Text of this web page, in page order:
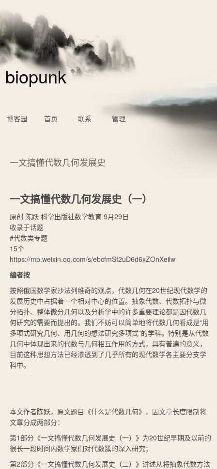
biopunk
博客园 首页 联系 管理
一文搞懂代数几何发展史
一文搞懂代数几何发展史（一）
原创 陈跃 科学出版社数学教育 9月29日
收录于话题
#代数类专题
15个
https://mp.weixin.qq.com/s/ebcfmSf2uD6d6xZOnXeilw
编者按
按照俄国数学家沙法列维奇的观点，代数几何在20世纪现代数学的
发展历史中占据着一个相对中心的位置。抽象代数、代数拓扑与微
分拓扑、整体微分几何以及分析学中的许多重要理论都是因代数几
何研究的需要而提出的。我们不妨可以简单地将代数几何看成是“用
多项式研究几何、用几何的想法研究多项式”的学科。特别是从代数
几何中体现出来的代数与几何相互作用的方式，具有普遍的意义，
目前这种思想方法已经渗透到了几乎所有的现代数学各主要分支学
科中。
本文作者陈跃，原文题目《什么是代数几何》，因文章长度限制将
文章分成两部分：
第1部分《一文搞懂代数几何发展史（一）》为20世纪早期及以前的
很长一段时间内数学家们对代数簇的深入研究；
第2部分《一文搞懂代数几何发展史（二）》讲述从将抽象代数方法